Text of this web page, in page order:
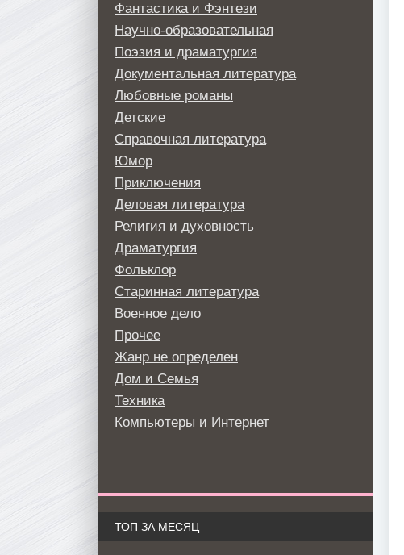
Фантастика и Фэнтези
Научно-образовательная
Поэзия и драматургия
Документальная литература
Любовные романы
Детские
Справочная литература
Юмор
Приключения
Деловая литература
Религия и духовность
Драматургия
Фольклор
Старинная литература
Военное дело
Прочее
Жанр не определен
Дом и Семья
Техника
Компьютеры и Интернет
ТОП ЗА МЕСЯЦ